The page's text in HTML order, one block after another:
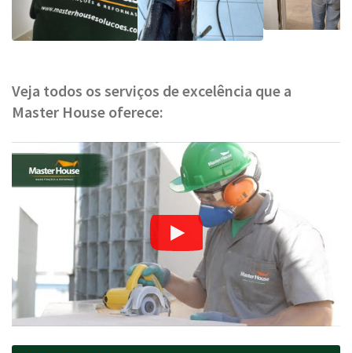
Veja todos os serviços de excelência que a
Master House oferece: